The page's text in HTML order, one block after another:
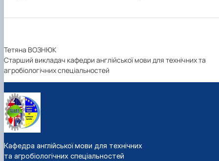
Тетяна ВОЗНЮК
Старший викладач кафедри англійської мови для технічних та
агробіологічних спеціальностей
Кафедра англійської мови для технічних
та агробіологічних спеціальностей